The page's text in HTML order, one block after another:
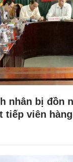
nhân bị đồn
tiếp viên